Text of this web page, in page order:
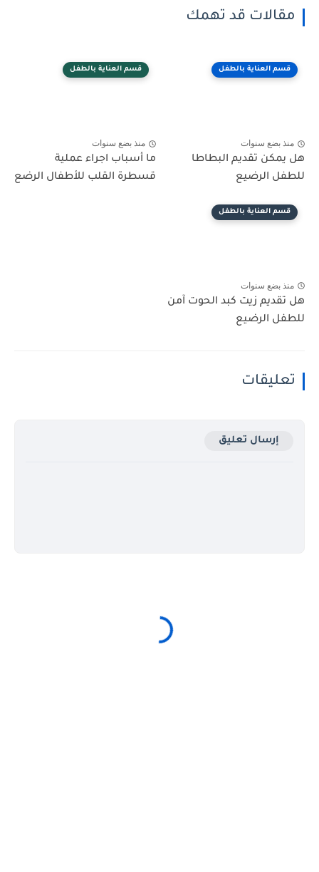
مقالات قد تهمك
قسم العناية بالطفل
منذ بضع سنوات
هل يمكن تقديم البطاطا
للطفل الرضيع
قسم العناية بالطفل
منذ بضع سنوات
ما أسباب اجراء عملية
قسطرة القلب للأطفال الرضع
قسم العناية بالطفل
منذ بضع سنوات
هل تقديم زيت كبد الحوت آمن
للطفل الرضيع
تعليقات
إرسال تعليق